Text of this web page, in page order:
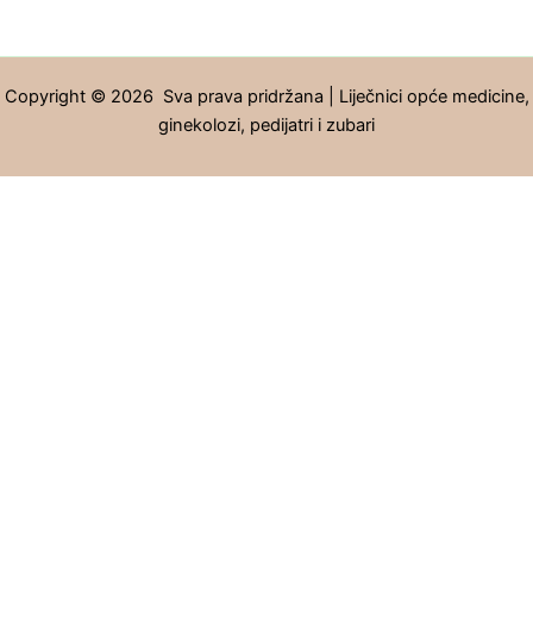
Copyright © 2026 Sva prava pridržana | Liječnici opće medicine,
ginekolozi, pedijatri i zubari